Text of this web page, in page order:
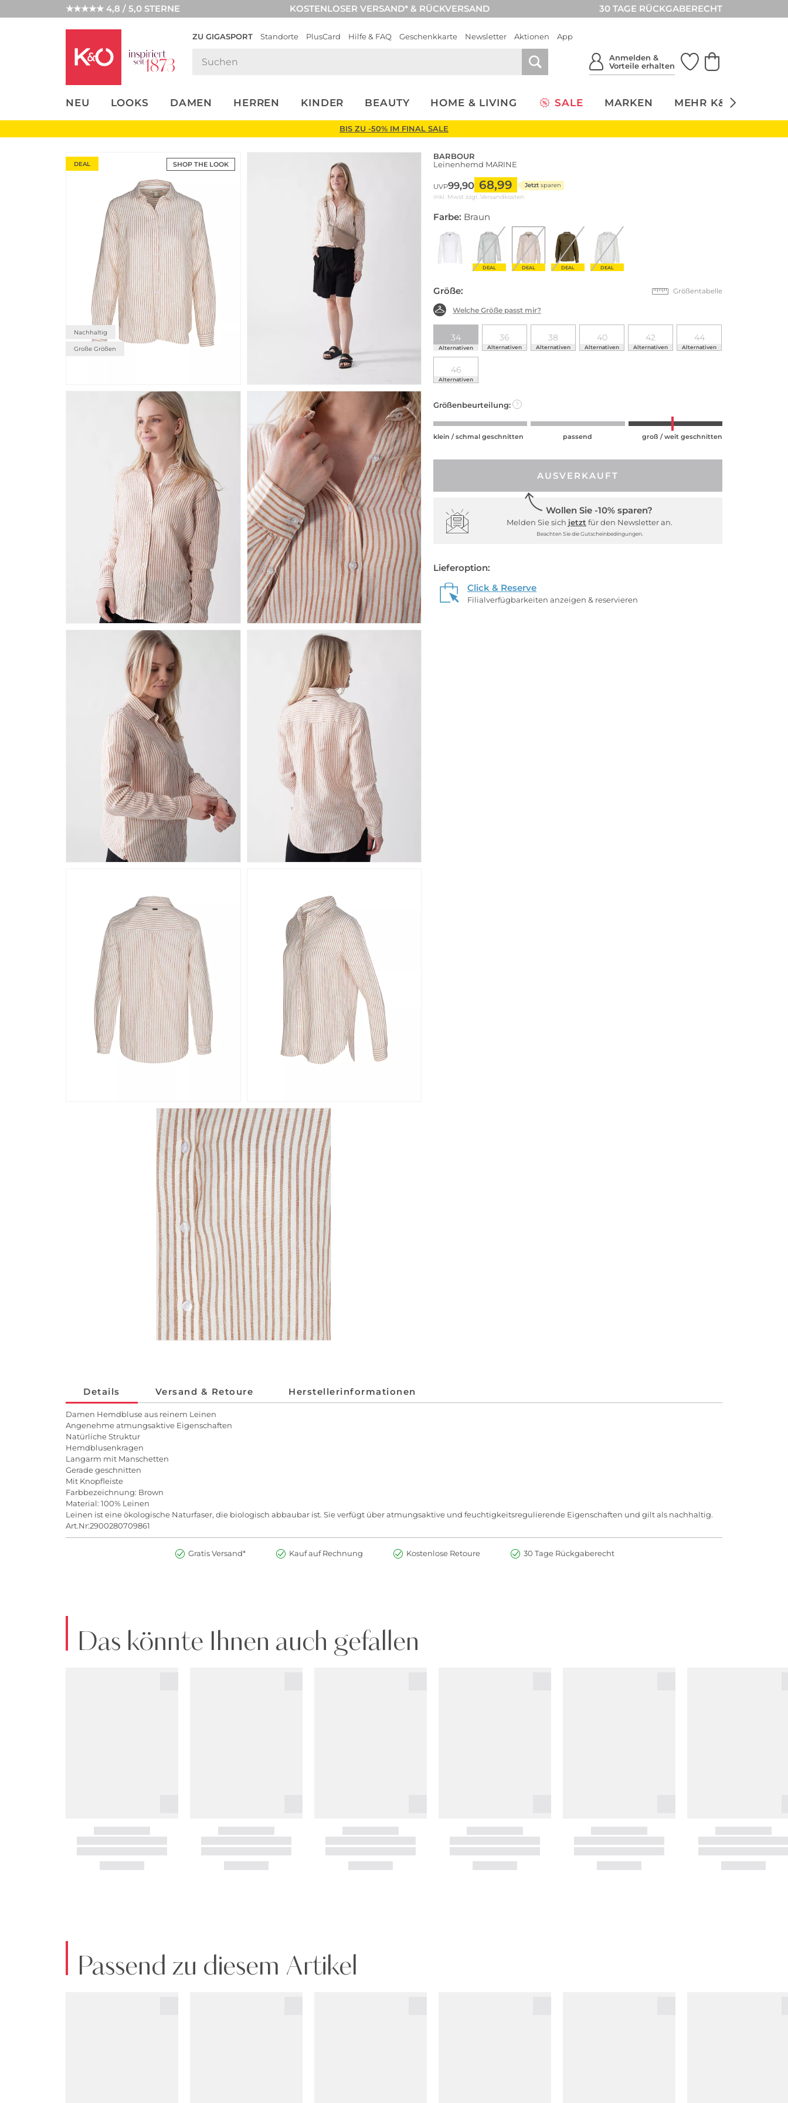
★★★★★ 4,8 / 5,0 STERNE KOSTENLOSER VERSAND* & RÜCKVERSAND 30 TAGE RÜCKGABERECHT
ZU GIGASPORT Standorte PlusCard Hilfe & FAQ Geschenkkarte Newsletter Aktionen App
Anmelden &
Vorteile erhalten
NEU LOOKS DAMEN HERREN KINDER BEAUTY HOME & LIVING SALE MARKEN MEHR K&Ö
UNSERE APP
CLICK &
BIS ZU -50% IM FINAL SALE
SHOP THE LOOK
DEAL
Nachhaltig
Große Größen
BARBOUR
Leinenhemd MARINE
UVP99,90 68,99 Jetzt sparen
inkl. Mwst zzgl. Versandkosten
Farbe: Braun
DEAL DEAL DEAL DEAL
Größe: Größentabelle
Welche Größe passt mir?
34
Alternativen
36
Alternativen
38
Alternativen
40
Alternativen
42
Alternativen
44
Alternativen
46
Alternativen
Größenbeurteilung: ?
klein / schmal geschnitten passend groß / weit geschnitten
AUSVERKAUFT
Wollen Sie -10% sparen?
Melden Sie sich jetzt für den Newsletter an.
Beachten Sie die Gutscheinbedingungen.
Lieferoption:
Click & Reserve
Filialverfügbarkeiten anzeigen & reservieren
Details Versand & Retoure Herstellerinformationen
Damen Hemdbluse aus reinem Leinen
Angenehme atmungsaktive Eigenschaften
Natürliche Struktur
Hemdblusenkragen
Langarm mit Manschetten
Gerade geschnitten
Mit Knopfleiste
Farbbezeichnung: Brown
Material: 100% Leinen
Leinen ist eine ökologische Naturfaser, die biologisch abbaubar ist. Sie verfügt über atmungsaktive und feuchtigkeitsregulierende Eigenschaften und gilt als nachhaltig.
Art.Nr:2900280709861
Gratis Versand* Kauf auf Rechnung Kostenlose Retoure 30 Tage Rückgaberecht
Das könnte Ihnen auch gefallen
Passend zu diesem Artikel